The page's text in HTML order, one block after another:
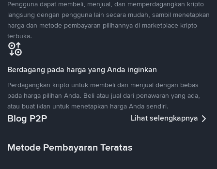
Pengguna dapat membeli, menjual, dan memperdagangkan kripto
langsung dengan pengguna lain secara mudah, sambil menetapkan
harga dan metode pembayaran pilihannya di marketplace kripto
terbuka.
Berdagang pada harga yang Anda inginkan
Perdagangkan kripto untuk membeli dan menjual dengan bebas
pada harga pilihan Anda. Beli atau jual dari penawaran yang ada,
atau buat iklan untuk menetapkan harga Anda sendiri.
Blog P2P Lihat selengkapnya
Metode Pembayaran Teratas